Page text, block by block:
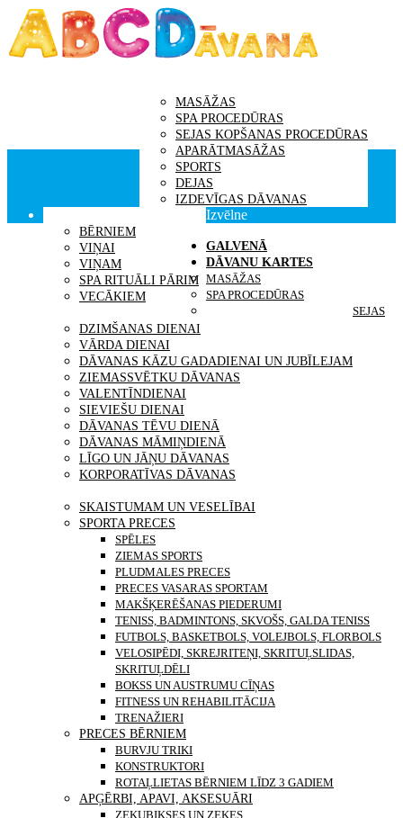
MASĀŽAS
SPA PROCEDŪRAS
SEJAS KOPŠANAS PROCEDŪRAS
APARĀTMASĀŽAS
SPORTS
DEJAS
IZDEVĪGAS DĀVANAS
BĒRNIEM
VIŅAI
VIŅAM
SPA RITUĀLI PĀRIM
VECĀKIEM
DZIMŠANAS DIENAI
VĀRDA DIENAI
DĀVANAS KĀZU GADADIENAI UN JUBĪLEJAM
ZIEMASSVĒTKU DĀVANAS
VALENTĪNDIENAI
SIEVIEŠU DIENAI
DĀVANAS TĒVU DIENĀ
DĀVANAS MĀMIŅDIENĀ
LĪGO UN JĀŅU DĀVANAS
KORPORATĪVAS DĀVANAS
SKAISTUMAM UN VESELĪBAI
SPORTA PRECES
SPĒLES
ZIEMAS SPORTS
PLUDMALES PRECES
PRECES VASARAS SPORTAM
MAKŠĶERĒŠANAS PIEDERUMI
TENISS, BADMINTONS, SKVOŠS, GALDA TENISS
FUTBOLS, BASKETBOLS, VOLEJBOLS, FLORBOLS
VELOSIPĒDI, SKREJRITEŅI, SKRITUĻSLIDAS,
SKRITUĻDĒLI
BOKSS UN AUSTRUMU CĪŅAS
FITNESS UN REHABILITĀCIJA
TRENAŽIERI
PRECES BĒRNIEM
BURVJU TRIKI
KONSTRUKTORI
ROTAĻLIETAS BĒRNIEM LĪDZ 3 GADIEM
APĢĒRBI, APAVI, AKSESUĀRI
ZEĶUBIKSES UN ZEĶES
Izvēlne
GALVENĀ
DĀVANU KARTES
MASĀŽAS
SPA PROCEDŪRAS
SEJAS